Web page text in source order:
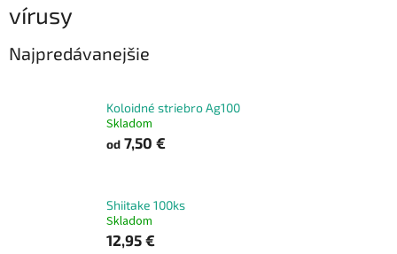
vírusy
Najpredávanejšie
Koloidné striebro Ag100
Skladom
od 7,50 €
Shiitake 100ks
Skladom
12,95 €